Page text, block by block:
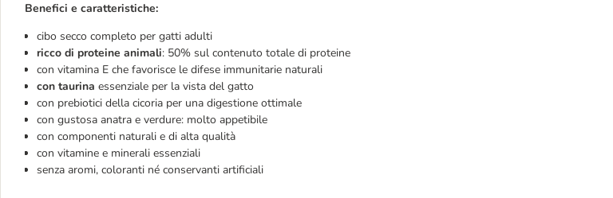
Benefici e caratteristiche:
cibo secco completo per gatti adulti
ricco di proteine animali: 50% sul contenuto totale di proteine
con vitamina E che favorisce le difese immunitarie naturali
con taurina essenziale per la vista del gatto
con prebiotici della cicoria per una digestione ottimale
con gustosa anatra e verdure: molto appetibile
con componenti naturali e di alta qualità
con vitamine e minerali essenziali
senza aromi, coloranti né conservanti artificiali